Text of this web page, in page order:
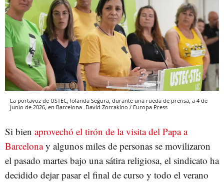
La portavoz de USTEC, Iolanda Segura, durante una rueda de prensa, a 4 de
junio de 2026, en Barcelona David Zorrakino / Europa Press
Si bien aprovechó el tirón de la visita del Papa a
Barcelonay algunos miles de personas se movilizaron
el pasado martes bajo una sátira religiosa, el sindicato ha
decidido dejar pasar el final de curso y todo el verano